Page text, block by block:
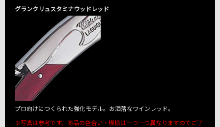
グランクリュスタミナウッドレッド
プロ向けにつくられた強化モデル。お洒落なワインレッド。
※写真は参考です。商品の色合い・模様は一つ一つ異なりますのでご了